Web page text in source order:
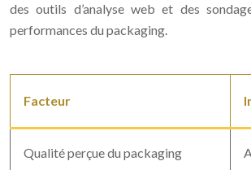
des outils d’analyse web et des
performances du packaging.
Facteur
Qualité perçue du packaging